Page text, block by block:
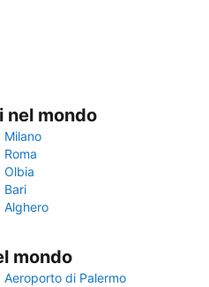
nel mondo
Milano
Roma
Olbia
Bari
Alghero
mondo
Aeroporto di Palermo